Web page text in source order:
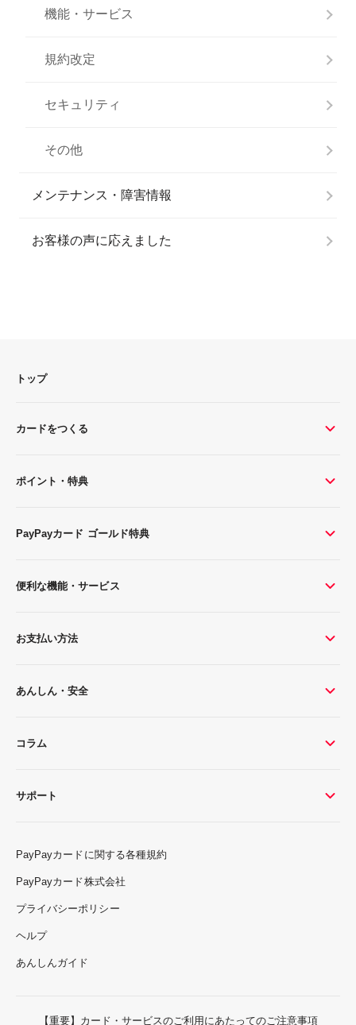
機能・サービス
規約改定
セキュリティ
その他
メンテナンス・障害情報
お客様の声に応えました
トップ
カードをつくる
ポイント・特典
PayPayカード ゴールド特典
便利な機能・サービス
お支払い方法
あんしん・安全
コラム
サポート
PayPayカードに関する各種規約
PayPayカード株式会社
プライバシーポリシー
ヘルプ
あんしんガイド
【重要】カード・サービスのご利用にあたってのご注意事項